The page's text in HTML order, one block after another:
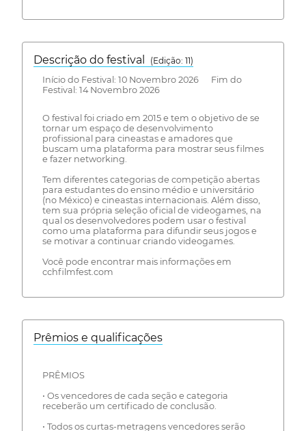
Descrição do festival
(Edição: 11)
Início do Festival: 10 Novembro 2026 Fim do
Festival: 14 Novembro 2026
O festival foi criado em 2015 e tem o objetivo de se
tornar um espaço de desenvolvimento
profissional para cineastas e amadores que
buscam uma plataforma para mostrar seus filmes
e fazer networking.
Tem diferentes categorias de competição abertas
para estudantes do ensino médio e universitário
(no México) e cineastas internacionais. Além disso,
tem sua própria seleção oficial de videogames, na
qual os desenvolvedores podem usar o festival
como uma plataforma para difundir seus jogos e
se motivar a continuar criando videogames.
Você pode encontrar mais informações em
cchfilmfest.com
Prêmios e qualificações
PRÊMIOS
• Os vencedores de cada seção e categoria
receberão um certificado de conclusão.
• Todos os curtas-metragens vencedores serão